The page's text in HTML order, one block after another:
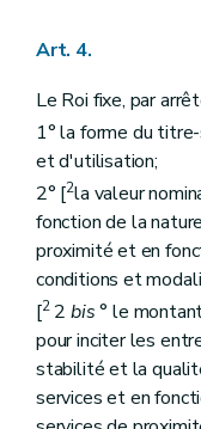
Art. 4.
Le Roi fixe, par
1° la forme du
et d'utilisation;
2° [2la valeur
fonction de la
proximité et en
conditions et
[22bis° le
pour inciter les
stabilité et la
services et en